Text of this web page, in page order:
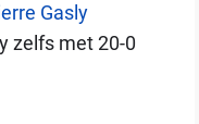
Gasly
zelfs met 20-0